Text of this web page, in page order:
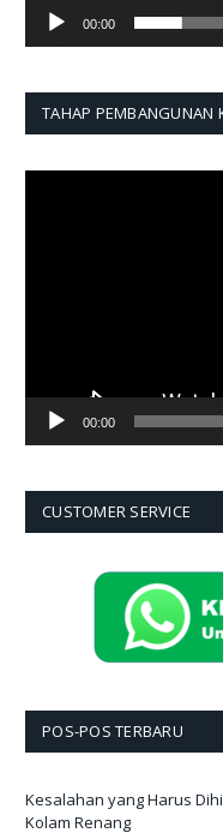
00:00
TAHAP PEMBANGUNAN
00:00
CUSTOMER SERVICE
POS-POS TERBARU
Kesalahan yang Harus
Kolam Renang